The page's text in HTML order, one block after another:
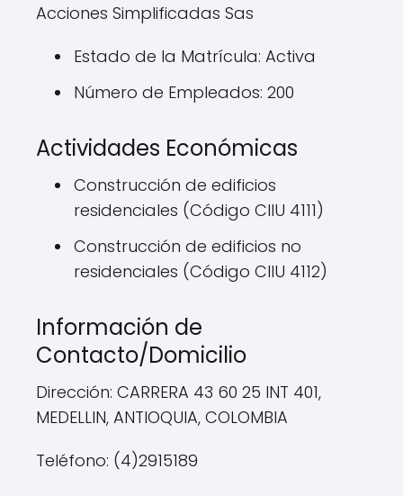
Acciones Simplificadas Sas
Estado de la Matrícula: Activa
Número de Empleados: 200
Actividades Económicas
Construcción de edificios
residenciales (Código CIIU 4111)
Construcción de edificios no
residenciales (Código CIIU 4112)
Información de
Contacto/Domicilio
Dirección: CARRERA 43 60 25 INT 401,
MEDELLIN, ANTIOQUIA, COLOMBIA
Teléfono: (4)2915189